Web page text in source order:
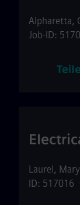
Alpharetta,
Job-ID:
Laurel,
ID: 517016